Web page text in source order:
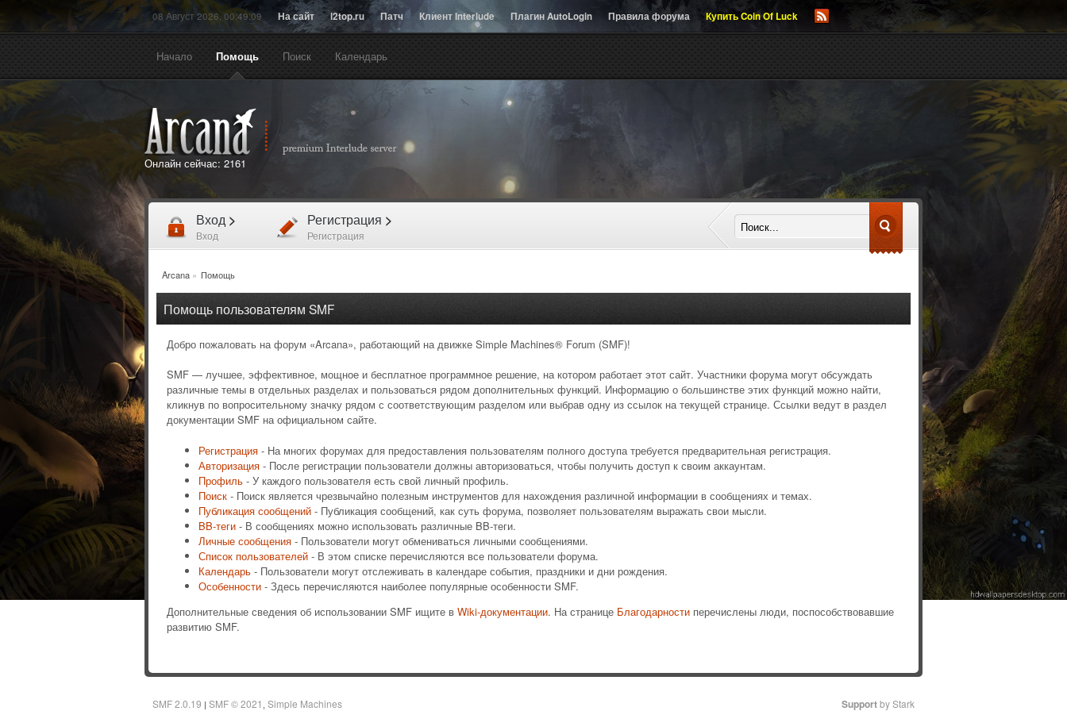
08 Август 2026, 00:49:09 На сайт l2top.ru Патч Клиент Interlude Плагин AutoLogin Правила форума Купить Coin Of Luck
Начало Помощь Поиск Календарь
Онлайн сейчас: 2161
Вход >
Вход
Регистрация >
Регистрация
Arcana» Помощь
Помощь пользователям SMF
Добро пожаловать на форум «Arcana», работающий на движке Simple Machines® Forum (SMF)!
SMF — лучшее, эффективное, мощное и бесплатное программное решение, на котором работает этот сайт. Участники форума могут обсуждать
различные темы в отдельных разделах и пользоваться рядом дополнительных функций. Информацию о большинстве этих функций можно найти,
кликнув по вопросительному значку рядом с соответствующим разделом или выбрав одну из ссылок на текущей странице. Ссылки ведут в раздел
документации SMF на официальном сайте.
Регистрация - На многих форумах для предоставления пользователям полного доступа требуется предварительная регистрация.
Авторизация - После регистрации пользователи должны авторизоваться, чтобы получить доступ к своим аккаунтам.
Профиль - У каждого пользователя есть свой личный профиль.
Поиск - Поиск является чрезвычайно полезным инструментов для нахождения различной информации в сообщениях и темах.
Публикация сообщений - Публикация сообщений, как суть форума, позволяет пользователям выражать свои мысли.
BB-теги - В сообщениях можно использовать различные BB-теги.
Личные сообщения - Пользователи могут обмениваться личными сообщениями.
Список пользователей - В этом списке перечисляются все пользователи форума.
Календарь - Пользователи могут отслеживать в календаре события, праздники и дни рождения.
Особенности - Здесь перечисляются наиболее популярные особенности SMF.
Дополнительные сведения об использовании SMF ищите в Wiki-документации. На странице Благодарности перечислены люди, поспособствовавшие
развитию SMF.
SMF 2.0.19 | SMF © 2021 Simple Machines Supportby Stark